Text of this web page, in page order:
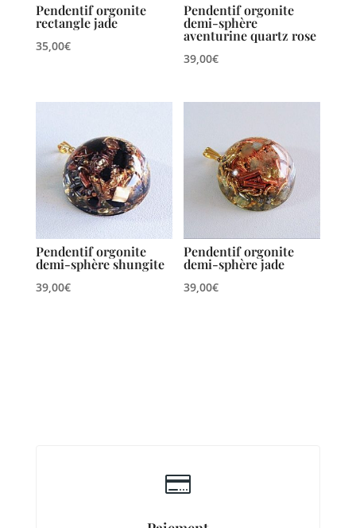
Pendentif orgonite
rectangle jade
35,00€
Pendentif orgonite
demi-sphère
aventurine quartz rose
39,00€
Pendentif orgonite
demi-sphère shungite
39,00€
Pendentif orgonite
demi-sphère jade
39,00€
